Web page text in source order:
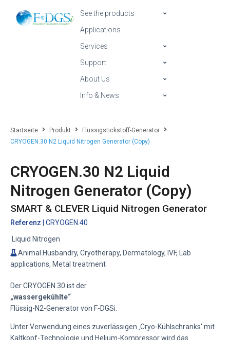
See the products
Applications
Services
Support
About Us
Info & News
Startseite Produkt
Flüssigstickstoff-Generator
CRYOGEN.30 N2 Liquid Nitrogen Generator (Copy)
CRYOGEN.30 N2 Liquid
Nitrogen Generator (Copy)
SMART & CLEVER Liquid Nitrogen Generator
Referenz | CRYOGEN.40
Liquid Nitrogen
Animal Husbandry, Cryotherapy, Dermatology, IVF, Lab
applications, Metal treatment
Der CRYOGEN.30 ist der
„wassergekühlte“
Flüssig-N2-Generator von F-DGSi.
Unter Verwendung eines zuverlässigen ‚Cryo-Kühlschranks‘ mit
Kaltkopf-Technologie und Helium-Kompressor wird das